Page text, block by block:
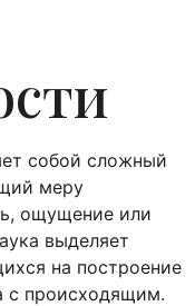
собой сложный
меру
ощущение или
выделяет
на построение
с происходящим.